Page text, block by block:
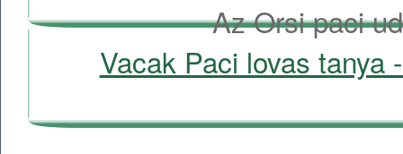
Az Orsi paci
Vacak Paci lovas tanya